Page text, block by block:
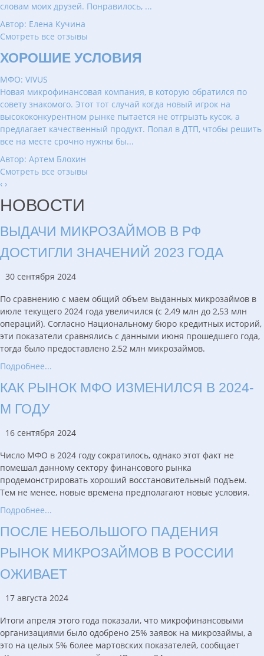
словам моих друзей. Понравилось, ...
Автор: Елена Кучина
Смотреть все отзывы
ХОРОШИЕ УСЛОВИЯ
МФО: VIVUS
Новая микрофинансовая компания, в которую обратился по
совету знакомого. Этот тот случай когда новый игрок на
высококонкурентном рынке пытается не отгрызть кусок, а
предлагает качественный продукт. Попал в ДТП, чтобы решить
все на месте срочно нужны бы...
Автор: Артем Блохин
Смотреть все отзывы
‹ ›
НОВОСТИ
ВЫДАЧИ МИКРОЗАЙМОВ В РФ
ДОСТИГЛИ ЗНАЧЕНИЙ 2023 ГОДА
30 сентября 2024
По сравнению с маем общий объем выданных микрозаймов в
июле текущего 2024 года увеличился (с 2,49 млн до 2,53 млн
операций). Согласно Национальному бюро кредитных историй,
эти показатели сравнялись с данными июня прошедшего года,
тогда было предоставлено 2,52 млн микрозаймов.
Подробнее...
КАК РЫНОК МФО ИЗМЕНИЛСЯ В 2024-
М ГОДУ
16 сентября 2024
Число МФО в 2024 году сократилось, однако этот факт не
помешал данному сектору финансового рынка
продемонстрировать хороший восстановительный подъем.
Тем не менее, новые времена предполагают новые условия.
Подробнее...
ПОСЛЕ НЕБОЛЬШОГО ПАДЕНИЯ
РЫНОК МИКРОЗАЙМОВ В РОССИИ
ОЖИВАЕТ
17 августа 2024
Итоги апреля этого года показали, что микрофинансовыми
организациями было одобрено 25% заявок на микрозаймы, а
это на целых 5% более мартовских показателей, сообщает